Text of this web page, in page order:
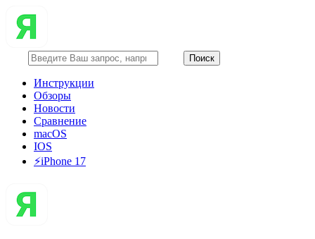
Инструкции
Обзоры
Новости
Сравнение
macOS
IOS
⚡️iPhone 17